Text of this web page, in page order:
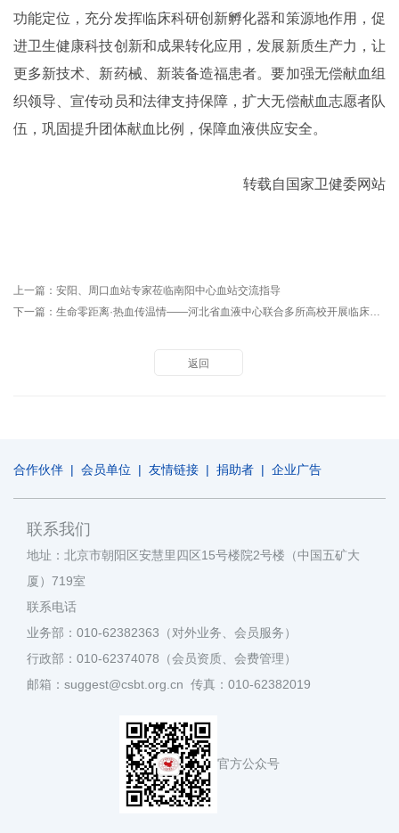
功能定位，充分发挥临床科研创新孵化器和策源地作用，促
进卫生健康科技创新和成果转化应用， 发展新质生产力，让
更多新技术、新药械、新装备造福患者。要加强无偿献血组
织领导、宣传动员和法律支持保障，扩大无偿献血志愿者队
伍，巩固提升团体献血比例，保障血液供应安全。
转载自国家卫健委网站
上一篇： 安阳、周口血站专家莅临南阳中心血站交流指导
下一篇： 生命零距离·热血传温情——河北省血液中心联合多所高校开展临床用血沉浸式实践教育活动
返回
合作伙伴 | 会员单位 | 友情链接 | 捐助者 | 企业广告
联系我们
地址：北京市朝阳区安慧里四区15号楼院2号楼（中国五矿大
厦）719室
联系电话
业务部：010-62382363（对外业务、会员服务）
行政部：010-62374078（会员资质、会费管理）
邮箱：suggest@csbt.org.cn 传真：010-62382019
官方公众号